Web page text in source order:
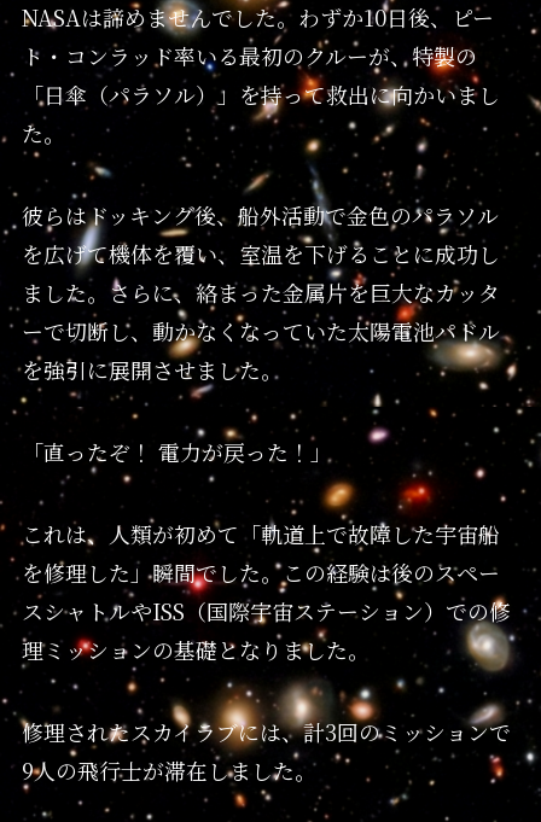
NASAは諦めませんでした。わずか10日後、ピー
ト・コンラッド率いる最初のクルーが、特製の
「日傘（パラソル）」を持って救出に向かいまし
た。
彼らはドッキング後、船外活動で金色のパラソル
を広げて機体を覆い、室温を下げることに成功し
ました。さらに、絡まった金属片を巨大なカッタ
ーで切断し、動かなくなっていた太陽電池パドル
を強引に展開させました。
「直ったぞ！ 電力が戻った！」
これは、人類が初めて「軌道上で故障した宇宙船
を修理した」瞬間でした。この経験は後のスペー
スシャトルやISS（国際宇宙ステーション）での修
理ミッションの基礎となりました。
修理されたスカイラブには、計3回のミッションで
9人の飛行士が滞在しました。